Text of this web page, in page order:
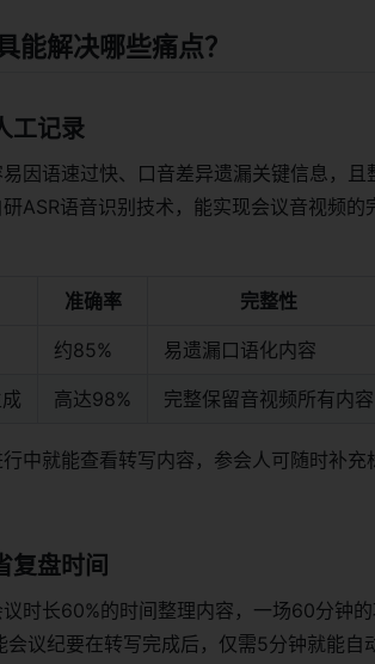
能解决哪些痛点？
工记录
因语速过快、口音差异遗漏关键信息，且
ASR语音识别技术，能实现会议音视频的
准确率 完整性
约85% 易遗漏口语化内容
高达98% 完整保留音视频所有内容
中就能查看转写内容，参会人可随时补充
复盘时间
时长60%的时间整理内容，一场60分钟的
议纪要在转写完成后，仅需5分钟就能自